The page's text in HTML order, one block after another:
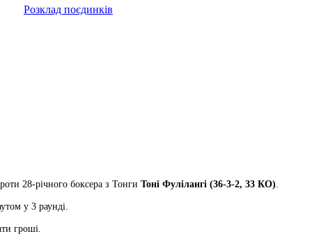
Розклад поєдинків
28-річного боксера з Тонги Тоні Фулілангі (36-3-2, 33 КО)
у 3 раунді.
гроші.